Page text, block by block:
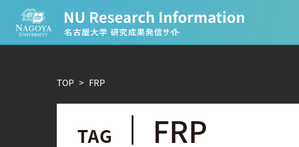
CATEGORY
環境学
人文学
TOP > FRP
TAG FRP